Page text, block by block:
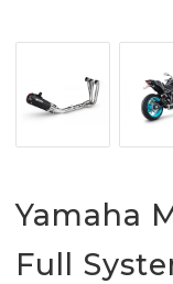
Yamaha
Full